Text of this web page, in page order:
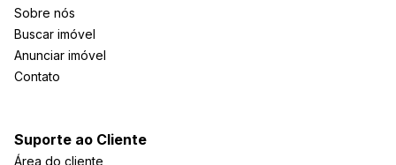
Sobre nós
Buscar imóvel
Anunciar imóvel
Contato
Suporte ao Cliente
Área do cliente